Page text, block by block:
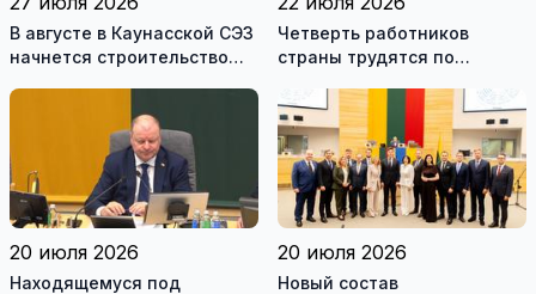
В августе в Каунасской СЭЗ
начнется строительство
Четверть работников
страны трудятся по
это выгодно и
сотрудникам, и
работодателям
20 июля 2026
Находящемуся под
20 июля 2026
Новый состав